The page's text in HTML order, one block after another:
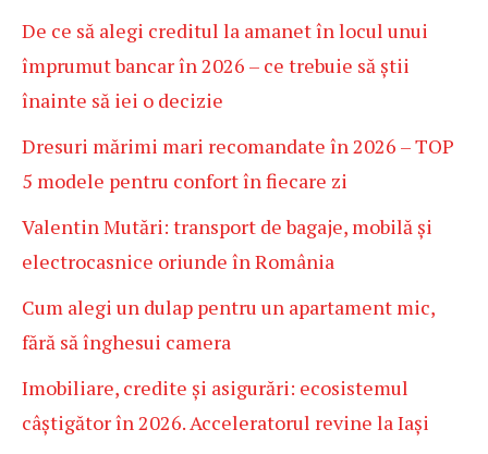
De ce să alegi creditul la amanet în locul unui
împrumut bancar în 2026 – ce trebuie să știi
înainte să iei o decizie
Dresuri mărimi mari recomandate în 2026 – TOP
5 modele pentru confort în fiecare zi
Valentin Mutări: transport de bagaje, mobilă și
electrocasnice oriunde în România
Cum alegi un dulap pentru un apartament mic,
fără să înghesui camera
Imobiliare, credite și asigurări: ecosistemul
câștigător în 2026. Acceleratorul revine la Iași